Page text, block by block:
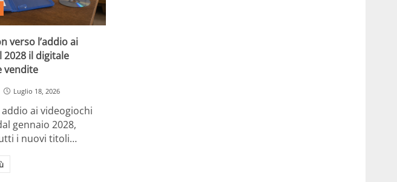
verso l’addio ai
2028 il digitale
vendite
Luglio 18, 2026
ai videogiochi
gennaio 2028,
i nuovi titoli…